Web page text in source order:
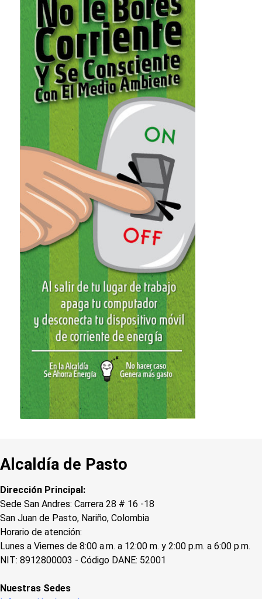
Alcaldía de Pasto
Dirección Principal:
Sede San Andres: Carrera 28 # 16 -18
San Juan de Pasto, Nariño, Colombia
Horario de atención:
Lunes a Viernes de 8:00 a.m. a 12:00 m. y 2:00 p.m. a 6:00 p.m.
NIT: 8912800003 - Código DANE: 52001
Nuestras Sedes